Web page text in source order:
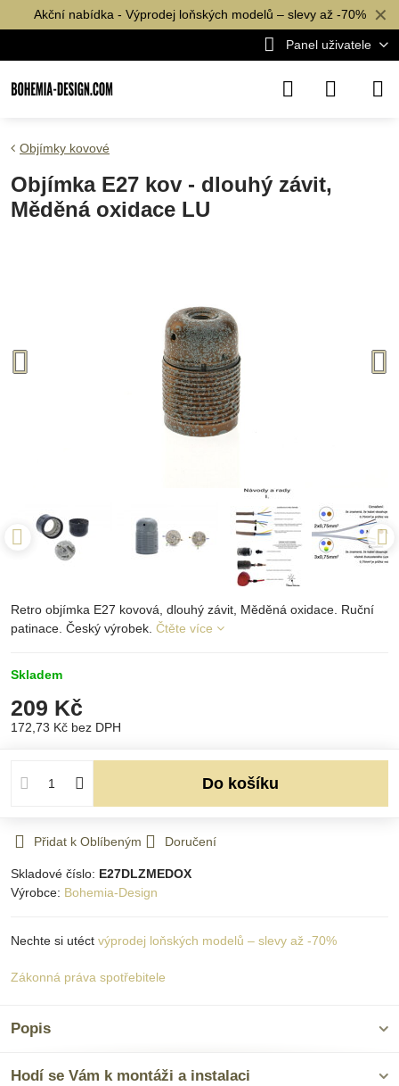
✕
Akční nabídka - Výprodej loňských modelů – slevy až -70%
Panel uživatele
Objímky kovové
Objímka E27 kov - dlouhý závit,
Měděná oxidace LU
Retro objímka E27 kovová, dlouhý závit, Měděná oxidace. Ruční
patinace. Český výrobek. Čtěte více
Skladem
209 Kč
172,73 Kč bez DPH
Do košíku
Přidat k Oblíbeným Doručení
Skladové číslo: E27DLZMEDOX
Výrobce: Bohemia-Design
Nechte si utéct výprodej loňských modelů – slevy až -70%
Zákonná práva spotřebitele
Popis
Hodí se Vám k montáži a instalaci